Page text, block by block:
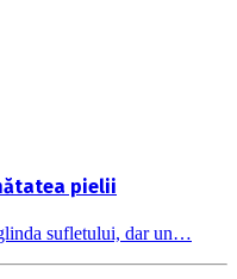
pielii
sufletului, dar un…